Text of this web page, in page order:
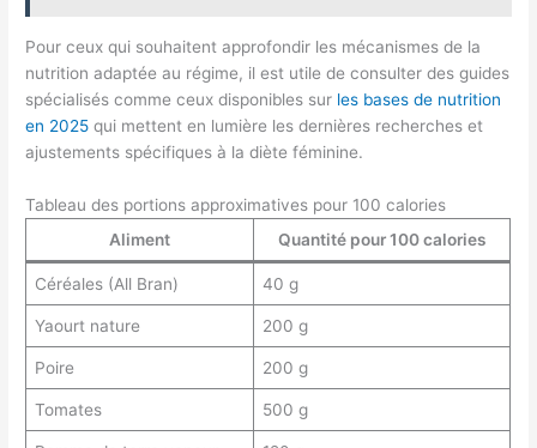
Pour ceux qui souhaitent approfondir les mécanismes de la
nutrition adaptée au régime, il est utile de consulter des guides
spécialisés comme ceux disponibles sur les bases de nutrition
en 2025 qui mettent en lumière les dernières recherches et
ajustements spécifiques à la diète féminine.
Tableau des portions approximatives pour 100 calories
Aliment
Quantité pour 100 calories
Céréales (All Bran) 40 g
Yaourt nature 200 g
Poire 200 g
Tomates 500 g